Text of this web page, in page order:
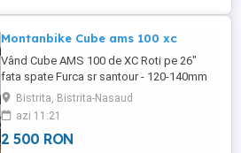
Montanbike Cube ams 100 xc
Vând Cube AMS 100 de XC Roti pe 26"
fata spate Furca sr santour - 120-140mm
Shock rl manitou Frane hayes dyno fata
spate Transmisie Shimano acera 3x9
Zgârieturi specifice sportului Bicicleta nu
are fisuri sau alte probleme
Bistrita, Bistrita-Nasaud
azi 11:21
2 500 RON